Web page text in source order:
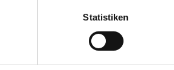
Statistiken